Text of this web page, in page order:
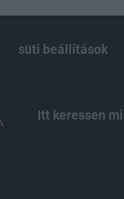
süti beállítások
Itt keressen